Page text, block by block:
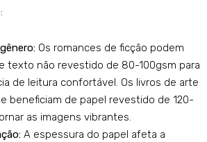
Os romances de ficção podem
texto não revestido de 80-100gsm para
de leitura confortável. Os livros de arte
beneficiam de papel revestido de 120-
as imagens vibrantes.
A espessura do papel afeta a